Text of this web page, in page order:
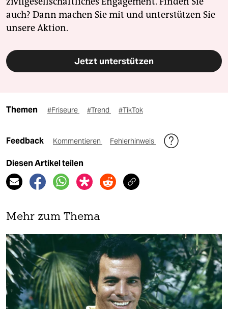
auch? Dann machen Sie mit und unterstützen Sie
unsere Aktion.
Jetzt unterstützen
Themen #Friseure #Trend #TikTok
Feedback Kommentieren Fehlerhinweis
Diesen Artikel teilen
Mehr zum Thema